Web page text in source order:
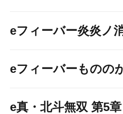
eフィーバー炎炎ノ
eフィーバーものの
e真・北斗無双 第5